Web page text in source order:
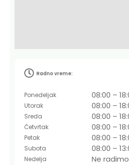
Radno vreme:
Ponedeljak
Utorak
Sreda
Četvrtak
Petak
Subota
Nedelja
08:00 –
08:00 –
08:00 –
08:00 –
08:00 –
08:00 –
Ne radimo